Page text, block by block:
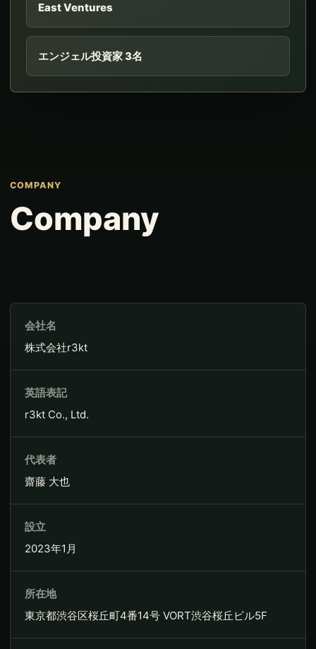
East Ventures
エンジェル投資家 3名
COMPANY
Company
会社名
株式会社r3kt
英語表記
r3kt Co., Ltd.
代表者
齋藤 大也
設立
2023年1月
所在地
東京都渋谷区桜丘町4番14号 VORT渋谷桜丘ビル5F